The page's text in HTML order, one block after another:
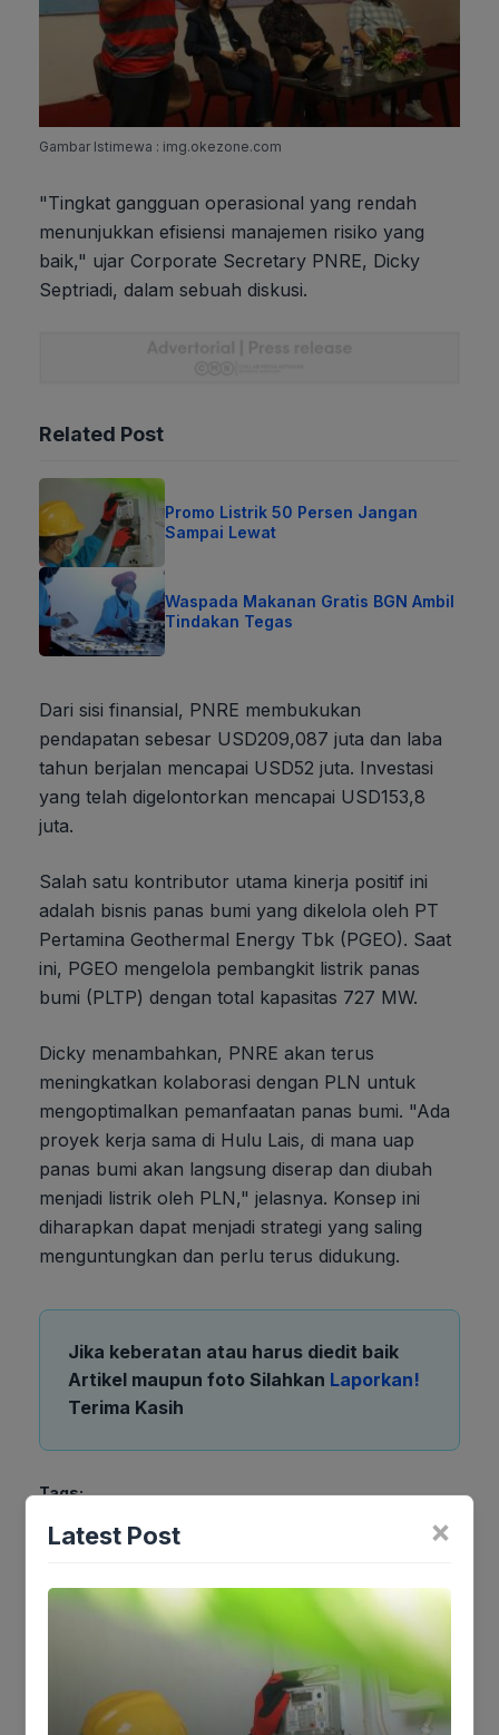
Gambar Istimewa : img.okezone.com
"Tingkat gangguan operasional yang rendah
menunjukkan efisiensi manajemen risiko yang
baik," ujar Corporate Secretary PNRE, Dicky
Septriadi, dalam sebuah diskusi.
Related Post
Promo Listrik 50 Persen Jangan
Sampai Lewat
Waspada Makanan Gratis BGN Ambil
Tindakan Tegas
Dari sisi finansial, PNRE membukukan
pendapatan sebesar USD209,087 juta dan laba
tahun berjalan mencapai USD52 juta. Investasi
yang telah digelontorkan mencapai USD153,8
juta.
Salah satu kontributor utama kinerja positif ini
adalah bisnis panas bumi yang dikelola oleh PT
Pertamina Geothermal Energy Tbk (PGEO). Saat
ini, PGEO mengelola pembangkit listrik panas
bumi (PLTP) dengan total kapasitas 727 MW.
Dicky menambahkan, PNRE akan terus
meningkatkan kolaborasi dengan PLN untuk
mengoptimalkan pemanfaatan panas bumi. "Ada
proyek kerja sama di Hulu Lais, di mana uap
panas bumi akan langsung diserap dan diubah
menjadi listrik oleh PLN," jelasnya. Konsep ini
diharapkan dapat menjadi strategi yang saling
menguntungkan dan perlu terus didukung.
Jika keberatan atau harus diedit baik
Artikel maupun foto Silahkan Laporkan!
Terima Kasih
Tags:
Komentar
×
Latest Post